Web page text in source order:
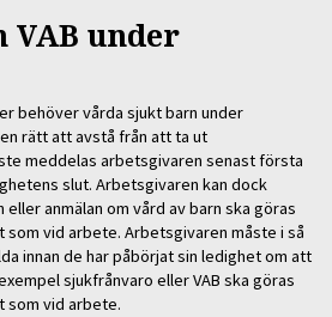
VAB under
behöver vårda sjukt barn under
rätt att avstå från att ta ut
meddelas arbetsgivaren senast första
slut. Arbetsgivaren kan dock
anmälan om vård av barn ska göras
som vid arbete. Arbetsgivaren måste i så
innan de har påbörjat sin ledighet om att
sjukfrånvaro eller VAB ska göras
som vid arbete.